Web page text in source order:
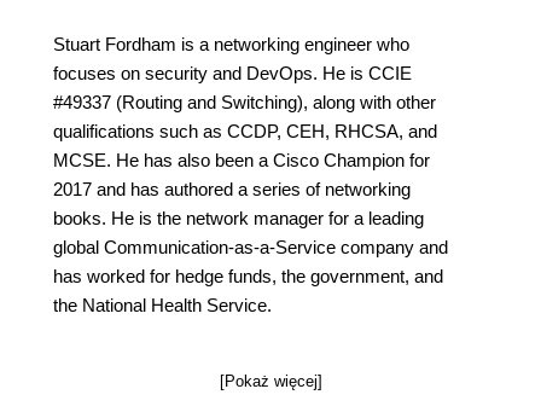
Stuart Fordham is a networking engineer who
focuses on security and DevOps. He is CCIE
#49337 (Routing and Switching), along with other
qualifications such as CCDP, CEH, RHCSA, and
MCSE. He has also been a Cisco Champion for
2017 and has authored a series of networking
books. He is the network manager for a leading
global Communication-as-a-Service company and
has worked for hedge funds, the government, and
the National Health Service.
[Pokaż więcej]